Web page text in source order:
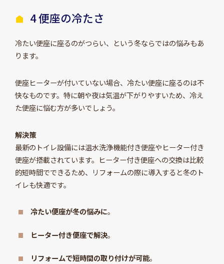
4 便座の冷たさ
冷たい便座に座るのがつらい、という冬ならではの悩みもあ
ります。
便座ヒーターが付いていない場合、冷たい便座に座るのは不
快なものです。特に朝や夜は気温が下がりやすいため、冷え
た便座に悩む方が多いでしょう。
解決策
最新のトイレ設備には温水洗浄機能付き便座やヒーター付き
便座が搭載されています。ヒーター付き便座への交換は比較
的短時間でできるため、リフォームの際に導入すると冬のト
イレも快適です。
冷たい便座が冬の悩みに。
ヒーター付き便座で解決。
リフォームで短時間の取り付けが可能。